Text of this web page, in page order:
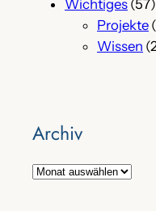
Wichtiges (57)
Projekte
Wissen
Archiv
A